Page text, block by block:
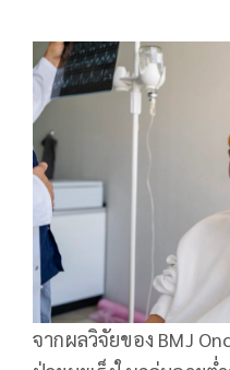
จากผลวิจัยของ BMJ